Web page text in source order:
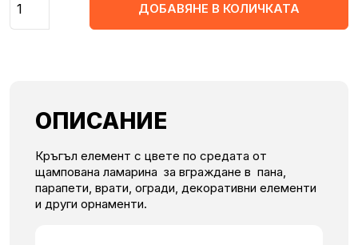
ДОБАВЯНЕ В КОЛИЧКАТА
ОПИСАНИЕ
Кръгъл елемент с цвете по средата от
щампована ламарина за вграждане в пана,
парапети, врати, огради, декоративни елементи
и други орнаменти.